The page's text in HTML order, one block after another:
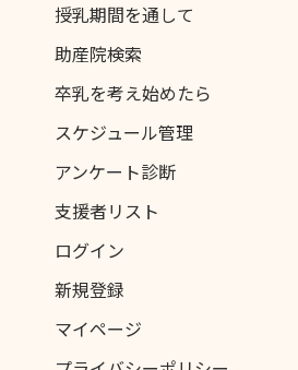
授乳期間を通して
助産院検索
卒乳を考え始めたら
スケジュール管理
アンケート診断
支援者リスト
ログイン
新規登録
マイページ